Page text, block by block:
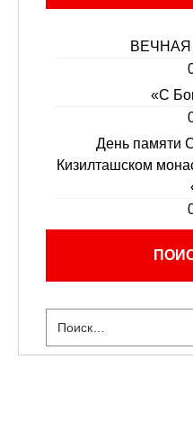
ВЕЧНАЯ
«С
День памяти
Кизилташском